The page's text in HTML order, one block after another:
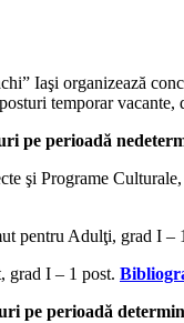
Iaşi organizează
temporar vacante,
pe perioadă
şi Programe
pentru Adulţi, grad I –
grad I – 1 post.
pe perioadă